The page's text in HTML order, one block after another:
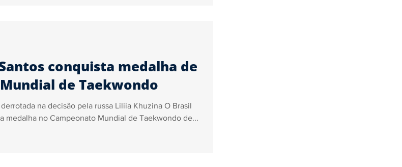
conquista medalha de
de Taekwondo
na decisão pela russa Liliia Khuzina O Brasil
medalha no Campeonato Mundial de Taekwondo de...